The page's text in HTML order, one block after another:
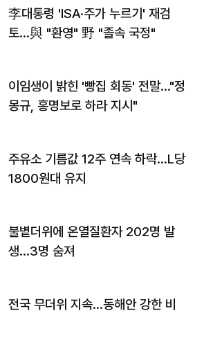
李대통령 'ISA·주가 누르기' 재검
토…與 "환영" 野 "졸속 국정"
이임생이 밝힌 '빵집 회동' 전말…"정
몽규, 홍명보로 하라 지시"
주유소 기름값 12주 연속 하락…L당
1800원대 유지
불볕더위에 온열질환자 202명 발
생…3명 숨져
전국 무더위 지속…동해안 강한 비